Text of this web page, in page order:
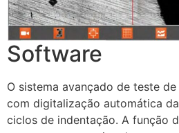
Software
O sistema avançado de teste
com digitalização automática
ciclos de indentação. A função